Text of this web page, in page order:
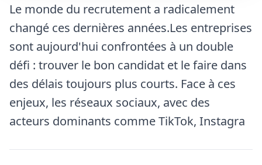
Le monde du recrutement a radicalement
changé ces dernières années.Les entreprises
sont aujourd'hui confrontées à un double
défi : trouver le bon candidat et le faire dans
des délais toujours plus courts. Face à ces
enjeux, les réseaux sociaux, avec des
acteurs dominants comme TikTok, Instagra